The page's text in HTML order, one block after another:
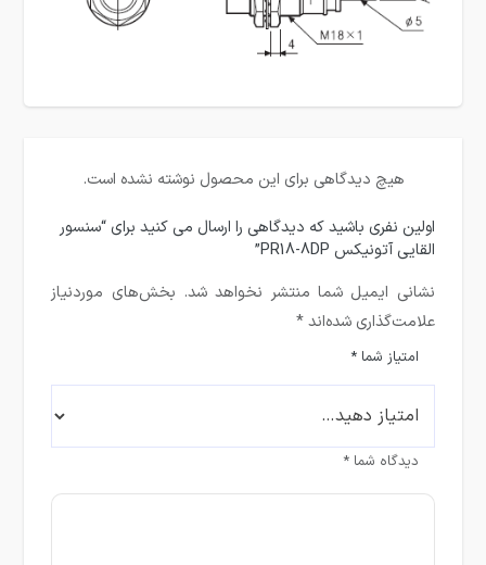
هیچ دیدگاهی برای این محصول نوشته نشده است.
اولین نفری باشید که دیدگاهی را ارسال می کنید برای “سنسور
القایی آتونیکس PR18-8DP”
نشانی ایمیل شما منتشر نخواهد شد. بخش‌های موردنیاز
علامت‌گذاری شده‌اند*
امتیاز شما*
دیدگاه شما*